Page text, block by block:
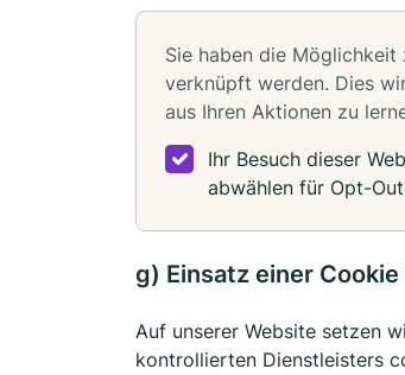
Sie haben die
verknüpft werden. Dies
aus Ihren Aktionen zu
Ihr Besuch dieser
abwählen für Opt-
g) Einsatz einer
Auf unserer Website setzen
kontrollierten Dienstleisters